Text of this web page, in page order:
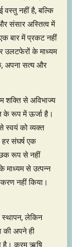
वस्तु नहीं है, बल्कि
संसार अस्तित्व में
बार में प्रकट नहीं
उलटफेरों के माध्यम
अपना सत्य और
शक्ति से अविभाज्य
के रूप में ऊर्जा है।
स्वयं को व्यक्त
हर संघर्ष एक
रूप से नहीं
माध्यम से उत्पन्न
नहीं किया।
स्थापन, लेकिन
की अपने ही
है। क्रम ऋषि